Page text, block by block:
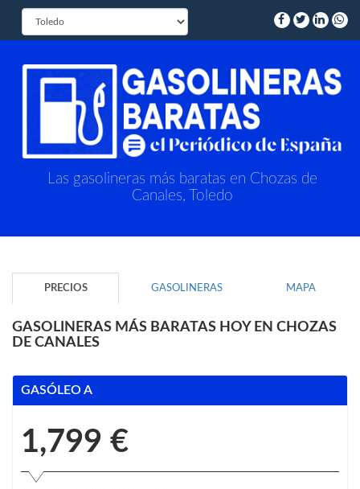
Las gasolineras más baratas en Chozas de
Canales, Toledo
PRECIOS GASOLINERAS MAPA
GASOLINERAS MÁS BARATAS HOY EN CHOZAS
DE CANALES
GASÓLEO A
1,799 €